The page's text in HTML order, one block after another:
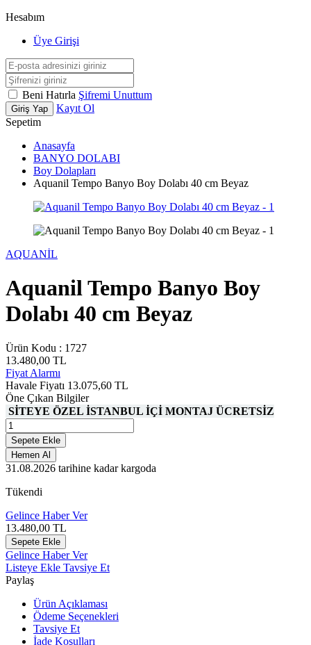
Hesabım
Üye Girişi
Beni Hatırla Şifremi Unuttum
Giriş Yap
Kayıt Ol
Sepetim
Anasayfa
BANYO DOLABI
Boy Dolapları
Aquanil Tempo Banyo Boy Dolabı 40 cm Beyaz
AQUANİL
Aquanil Tempo Banyo Boy
Dolabı 40 cm Beyaz
Ürün Kodu : 1727
13.480,00 TL
Fiyat Alarmı
Havale Fiyatı 13.075,60 TL
Öne Çıkan Bilgiler
SİTEYE ÖZEL İSTANBUL İÇİ MONTAJ ÜCRETSİZ
Sepete Ekle
Hemen Al
31.08.2026 tarihine kadar kargoda
Tükendi
Gelince Haber Ver
13.480,00 TL
Sepete Ekle
Gelince Haber Ver
Listeye Ekle Tavsiye Et
Paylaş
Ürün Açıklaması
Ödeme Seçenekleri
Tavsiye Et
İade Koşulları